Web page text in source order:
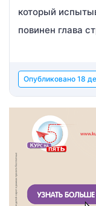
который
повинен глава
Опубликовано 18